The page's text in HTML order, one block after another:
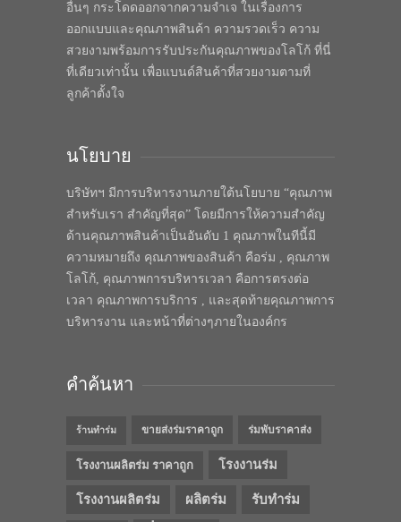
อื่นๆ กระโดดออกจากความจำเจ ในเรื่องการ
ออกแบบและคุณภาพสินค้า ความรวดเร็ว ความ
สวยงามพร้อมการรับประกันคุณภาพของโลโก้ ที่นี่
ที่เดียวเท่านั้น เพื่อแบนด์สินค้าที่สวยงามตามที่
ลูกค้าตั้งใจ
นโยบาย
บริษัทฯ มีการบริหารงานภายใต้นโยบาย “คุณภาพ
สำหรับเรา สำคัญที่สุด” โดยมีการให้ความสำคัญ
ด้านคุณภาพสินค้าเป็นอันดับ 1 คุณภาพในทีนี้มี
ความหมายถึง คุณภาพของสินค้า คือร่ม , คุณภาพ
โลโก้, คุณภาพการบริหารเวลา คือการตรงต่อ
เวลา คุณภาพการบริการ , และสุดท้ายคุณภาพการ
บริหารงาน และหน้าที่ต่างๆภายในองค์กร
คำค้นหา
ร้านทำร่ม ขายส่งร่มราคาถูก ร่มพับราคาส่ง
โรงงานผลิตร่ม ราคาถูก โรงงานร่ม
โรงงานผลิตร่ม ผลิตร่ม รับทำร่ม